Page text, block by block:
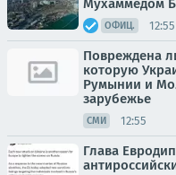
Мухаммедом
ОФИЦ. 12:55
Повреждена
которую
Румынии и
зарубежье
СМИ 12:55
Глава